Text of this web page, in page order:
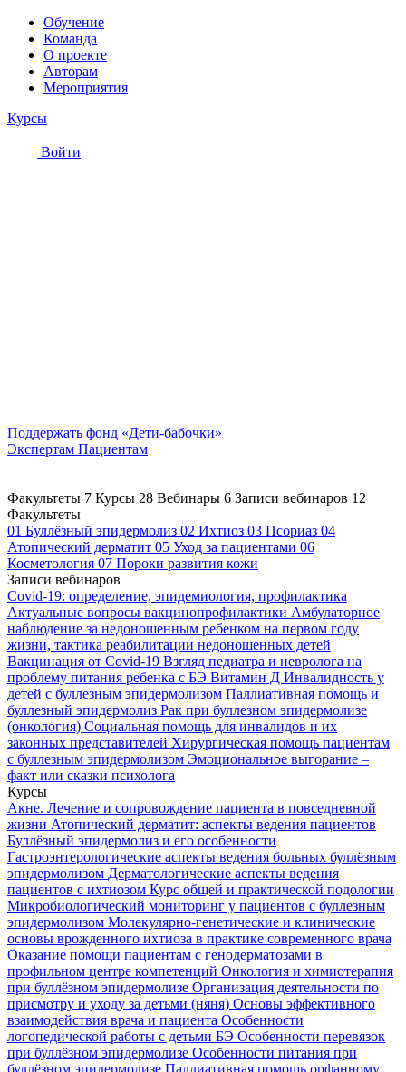
Обучение
Команда
О проекте
Авторам
Мероприятия
Курсы
Войти
Поддержать фонд «Дети-бабочки»
Экспертам Пациентам
Факультеты 7 Курсы 28 Вебинары 6 Записи вебинаров 12
Факультеты
01 Буллёзный эпидермолиз 02 Ихтиоз 03 Псориаз 04
Атопический дерматит 05 Уход за пациентами 06
Косметология 07 Пороки развития кожи
Записи вебинаров
Covid-19: определение, эпидемиология, профилактика
Актуальные вопросы вакцинопрофилактики Амбулаторное
наблюдение за недоношенным ребенком на первом году
жизни, тактика реабилитации недоношенных детей
Вакцинация от Covid-19 Взгляд педиатра и невролога на
проблему питания ребенка с БЭ Витамин Д Инвалидность у
детей с буллезным эпидермолизом Паллиативная помощь и
буллезный эпидермолиз Рак при буллезном эпидермолизе
(онкология) Социальная помощь для инвалидов и их
законных представителей Хирургическая помощь пациентам
с буллезным эпидермолизом Эмоциональное выгорание –
факт или сказки психолога
Курсы
Акне. Лечение и сопровождение пациента в повседневной
жизни Атопический дерматит: аспекты ведения пациентов
Буллёзный эпидермолиз и его особенности
Гастроэнтерологические аспекты ведения больных буллёзным
эпидермолизом Дерматологические аспекты ведения
пациентов с ихтиозом Курс общей и практической подологии
Микробиологический мониторинг у пациентов с буллезным
эпидермолизом Молекулярно-генетические и клинические
основы врожденного ихтиоза в практике современного врача
Оказание помощи пациентам с генодерматозами в
профильном центре компетенций Онкология и химиотерапия
при буллёзном эпидермолизе Организация деятельности по
присмотру и уходу за детьми (няня) Основы эффективного
взаимодействия врача и пациента Особенности
логопедической работы с детьми БЭ Особенности перевязок
при буллёзном эпидермолизе Особенности питания при
буллёзном эпидермолизе Паллиативная помощь орфанному